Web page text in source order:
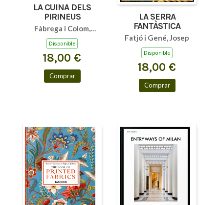
LA CUINA DELS
PIRINEUS
Fàbrega i Colom,
Jaume
Disponible
18,00 €
Comprar
LA SERRA
FANTÀSTICA
Fatjó i Gené, Josep
Disponible
18,00 €
Comprar